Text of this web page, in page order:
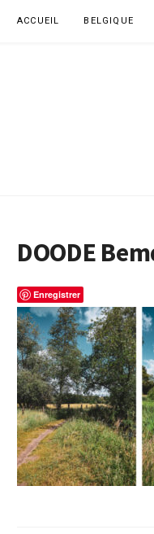
ACCUEIL BELGIQUE
DOODE
Enregistrer